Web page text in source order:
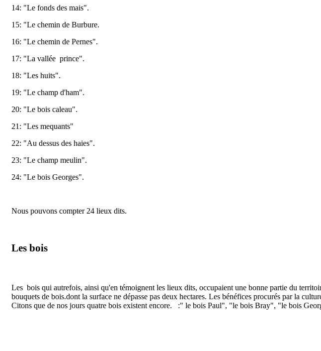
14: "Le fonds des mais".
15: "Le chemin de Burbure.
16: "Le chemin de Pernes".
17: "La vallée prince".
18: "Les huits".
19: "Le champ d'ham".
20: "Le bois caleau".
21: "Les mequants"
22: "Au dessus des haies".
23: "Le champ meulin".
24: "Le bois Georges".
Nous pouvons compter 24 lieux dits.
Les bois
Les bois qui autrefois, ainsi qu'en témoignent les lieux dits, occupaient une bonne partie du
bouquets de bois.dont la surface ne dépasse pas deux hectares. Les bénéfices procurés par la
Citons que de nos jours quatre bois existent encore. :" le bois Paul", "le bois Bray", "le bois